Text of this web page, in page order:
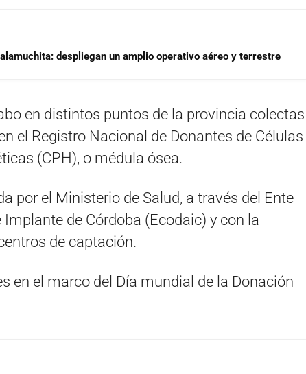
despliegan un amplio operativo aéreo y terrestre
en distintos puntos de la provincia colectas
el Registro Nacional de Donantes de Células
(CPH), o médula ósea.
por el Ministerio de Salud, a través del Ente
de Córdoba (Ecodaic) y con la
de captación.
en el marco del Día mundial de la Donación